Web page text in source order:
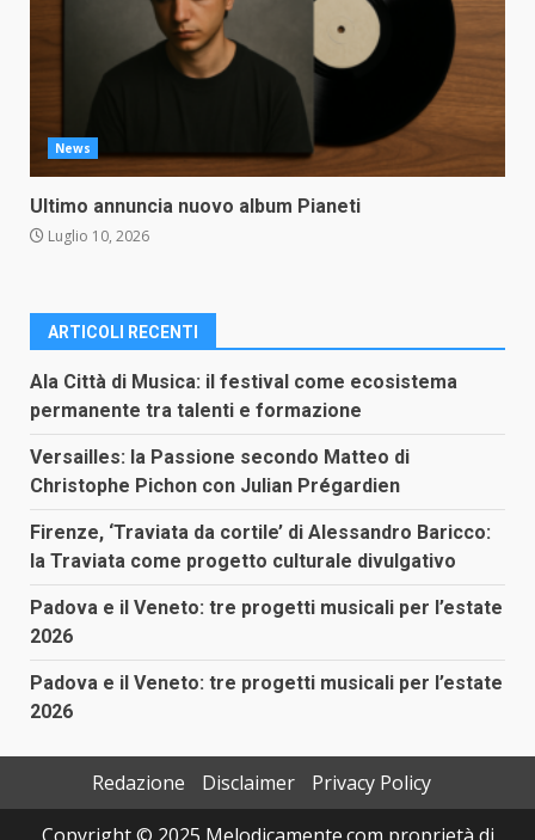
News
Ultimo annuncia nuovo album Pianeti
Luglio 10, 2026
ARTICOLI RECENTI
Ala Città di Musica: il festival come ecosistema
permanente tra talenti e formazione
Versailles: la Passione secondo Matteo di
Christophe Pichon con Julian Prégardien
Firenze, ‘Traviata da cortile’ di Alessandro Baricco:
la Traviata come progetto culturale divulgativo
Padova e il Veneto: tre progetti musicali per l’estate
2026
Padova e il Veneto: tre progetti musicali per l’estate
2026
Redazione Disclaimer
Privacy Policy